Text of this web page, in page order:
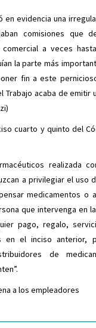
evidencia una
comisiones que
a veces
la parte más
fin a este
acaba de emitir
cuarto y quinto del
realizada
a privilegiar el uso
medicamentos o
que intervenga en
pago, regalo,
en el inciso anterior,
de
a los empleadores